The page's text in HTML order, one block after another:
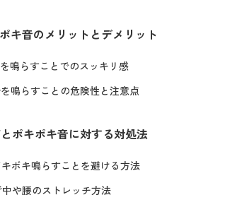
キ音のメリットとデメリット
鳴らすことでのスッキリ感
鳴らすことの危険性と注意点
ポキポキ音に対する対処法
ボキ鳴らすことを避ける方法
や腰のストレッチ方法